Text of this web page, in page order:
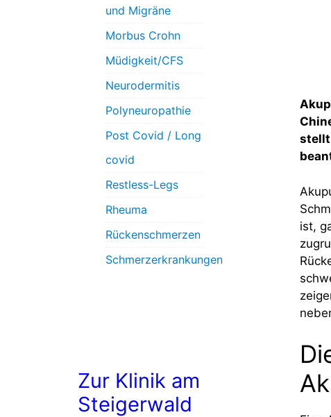
stellt
ist,
und Migräne
Morbus Crohn
Müdigkeit/CFS
Neurodermitis
Polyneuropathie
Post Covid / Long
covid
Restless-Legs
Rheuma
Rückenschmerzen
Schmerzerkrankungen
Zur Klinik am
Steigerwald